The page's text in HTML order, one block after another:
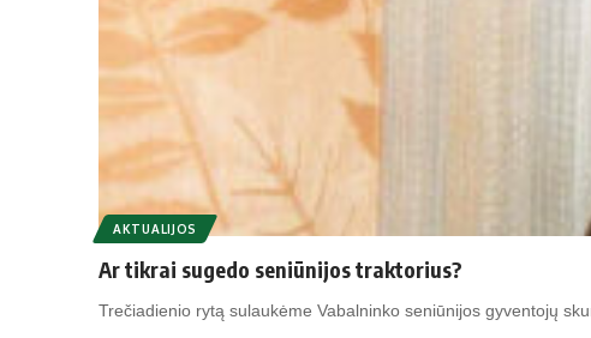
AKTUALIJOS
Ar tikrai sugedo seniūnijos traktorius?
Trečiadienio rytą sulaukėme Vabalninko seniūnijos gyventojų